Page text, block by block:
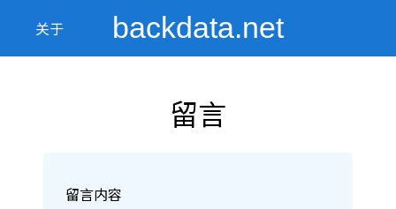
backdata.net
关于
留言
留言内容